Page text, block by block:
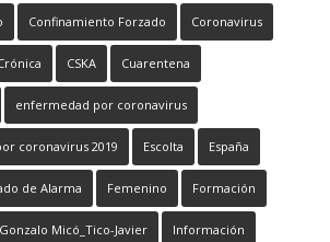
Confinamiento Forzado Coronavirus
CSKA Cuarentena
enfermedad por coronavirus
coronavirus 2019 Escolta España
de Alarma Femenino Formación
Gonzalo Micó_Tico-Javier Información